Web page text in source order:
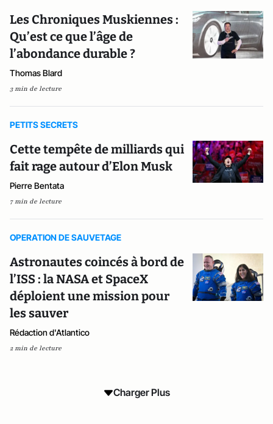
Les Chroniques Muskiennes :
Qu’est ce que l’âge de
l’abondance durable ?
Thomas Blard
3 min de lecture
PETITS SECRETS
Cette tempête de milliards qui
fait rage autour d’Elon Musk
Pierre Bentata
7 min de lecture
OPERATION DE SAUVETAGE
Astronautes coincés à bord de
l’ISS : la NASA et SpaceX
déploient une mission pour
les sauver
Rédaction d'Atlantico
2 min de lecture
Charger Plus